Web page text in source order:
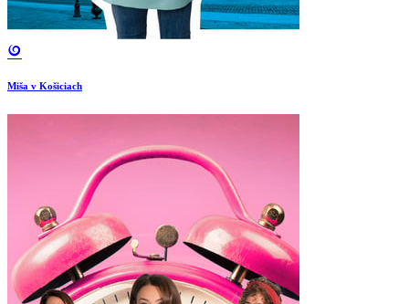
Miša v Košiciach